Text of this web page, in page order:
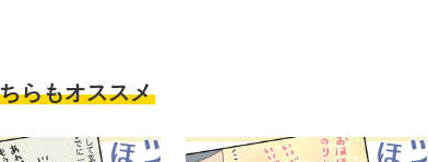
らもオススメ